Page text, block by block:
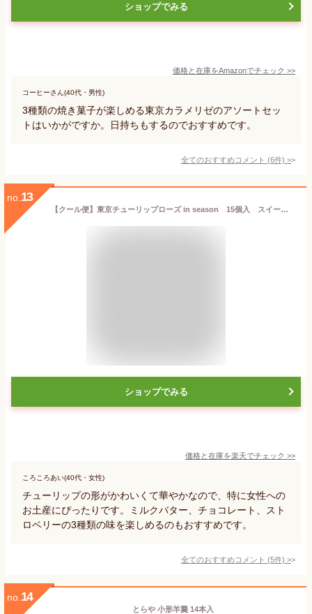
ショップでみる
価格と在庫をAmazonでチェック >>
コーヒーさん(40代・男性)
3種類の焼き菓子が楽しめる東京カラメリゼのアソートセッ
トはいかがですか。日持ちもするのでおすすめです。
全てのおすすめコメント (6件) >
no. 13
【クール便】東京チューリップローズ in season 15個入 スイーツ 花 セット ギフト プレゼント 誕生日プレゼント 内祝い 詰め合わせ おしゃれ お取り寄せ 食品 母 女友達 女性 健康
ショップでみる
価格と在庫を楽天でチェック >>
ころころあい(40代・女性)
チューリップの形がかわいくて華やかなので、特に女性への
お土産にぴったりです。ミルクバター、チョコレート、スト
ロベリーの3種類の味を楽しめるのもおすすめです。
全てのおすすめコメント (5件) >
no. 14
とらや 小形羊羹 14本入